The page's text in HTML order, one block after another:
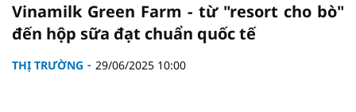
Vinamilk Green Farm - từ "resort cho bò"
đến hộp sữa đạt chuẩn quốc tế
THỊ TRƯỜNG 29/06/2025 10:00